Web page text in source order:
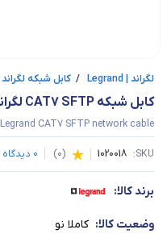
لگراند | Legrand / کابل شبکه لگراند legrand
کابل شبکه CAT7 SFTP لگراند
Legrand CAT7 SFTP network cable
SKU:
1020018
(
0
)
0 دیدگاه
برند کالا:
وضعیت کالا: کاملا نو